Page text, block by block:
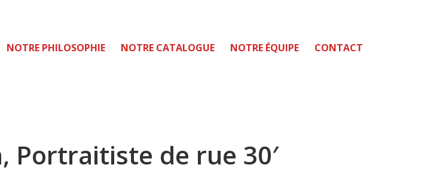
NOTRE PHILOSOPHIE NOTRE CATALOGUE NOTRE ÉQUIPE CONTACT
Portraitiste de rue 30′